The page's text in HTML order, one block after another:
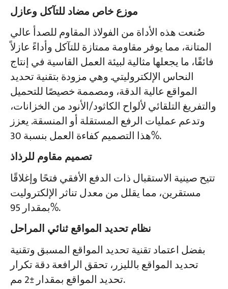
موزع خاص مضاد للتآكل وعازل
صُنعت هذه الأداة من الفولاذ المقاوم للصدأ عالي
المتانة، مما يوفر مقاومة ممتازة للتآكل وأداءً عازلاً
فائقًا، ما يجعلها مثالية لبيئة العمل القاسية في إنتاج
النحاس الإلكتروليتي. وهي مزودة بتقنية تحديد
المواقع عالية الدقة، ومصممة خصيصًا للتحميل
والتفريغ التلقائي لألواح الكاثود/الأنود من الخزانات،
وتدعم عمليات الرفع المستقلة أو المنسقة. يعزز
هذا التصميم كفاءة العمل بنسبة 30%.
تصميم مقاوم للرذاذ
تتيح صينية الاستقبال ذات الدفع الأفقي فتحًا وإغلاقًا
مستقرين، مما يقلل من معدل تناثر الإلكتروليت
بمقدار 95%.
نظام تحديد المواقع ثنائي المراحل
بفضل اعتماد تقنية تحديد المواقع المسبق وتقنية
تحديد المواقع بالليزر، تحقق الرافعة دقة تكرار
تحديد المواقع بمقدار ±2 مم.